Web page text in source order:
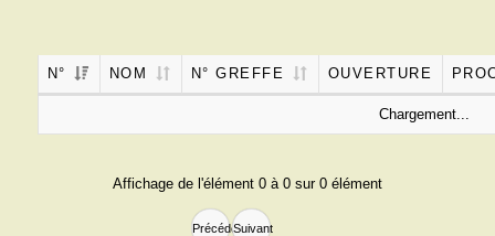
N° NOM N° GREFFE OUVERTURE
Chargement...
Affichage de l'élément 0 à 0 sur 0 élément
PrécédentSuivant